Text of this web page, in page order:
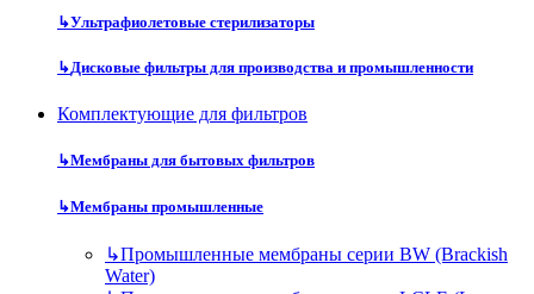
↳Ультрафиолетовые стерилизаторы
↳Дисковые фильтры для производства и промышленности
Комплектующие для фильтров
↳Мембраны для бытовых фильтров
↳Мембраны промышленные
↳Промышленные мембраны серии BW (Brackish
Water)